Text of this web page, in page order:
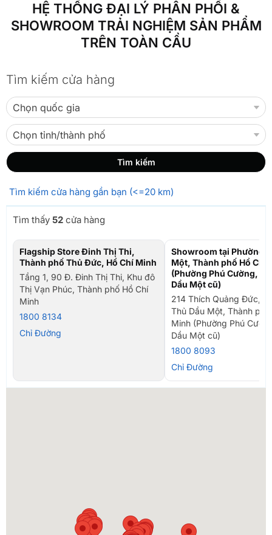
HỆ THỐNG ĐẠI LÝ PHÂN PHỐI &
SHOWROOM TRẢI NGHIỆM SẢN PHẨM
TRÊN TOÀN CẦU
Tìm kiếm cửa hàng
Tìm kiếm cửa hàng gần bạn (<=20 km)
Tìm thấy 52 cửa hàng
Flagship Store Đinh Thị Thi,
Thành phố Thủ Đức, Hồ Chí Minh
Tầng 1, 90 Đ. Đinh Thị Thi, Khu đô
Thị Vạn Phúc, Thành phố Hồ Chí
Minh
1800 8134
Chỉ Đường
Showroom tại Phường
Một, Thành phố Hồ Chí
(Phường Phú Cường,
Dầu Một cũ)
214 Thích Quảng Đức,
Thủ Dầu Một, Thành phố
Minh (Phường Phú
Dầu Một cũ)
1800 8093
Chỉ Đường